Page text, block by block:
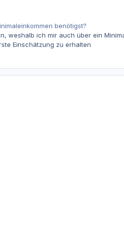
benötigst?
ich mir auch über ein
Einschätzung zu erhalten